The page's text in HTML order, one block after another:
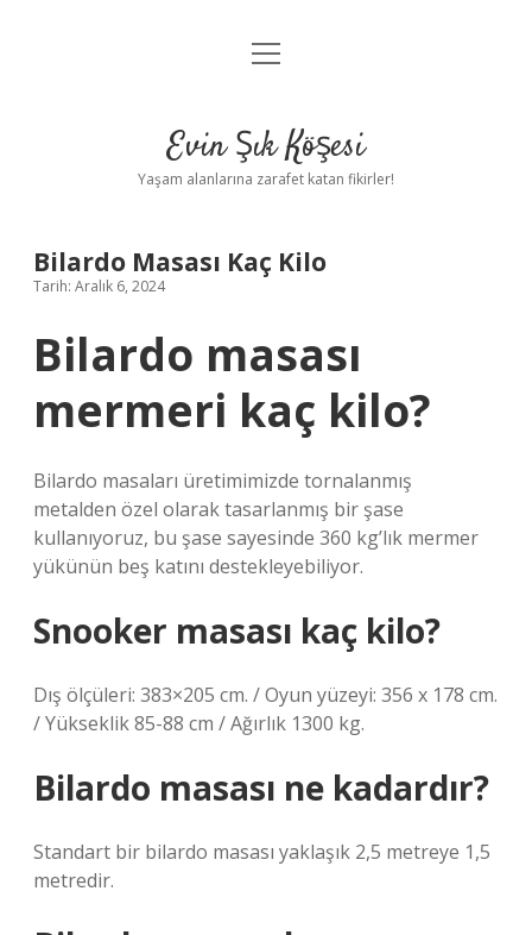
Anasayfa
Yasal Uyarı
menüyü
Evin Şık Köşesi
Yaşam alanlarına zarafet katan fikirler!
Bilardo Masası Kaç Kilo
Tarih: Aralık 6, 2024
Bilardo masası
mermeri kaç kilo?
Bilardo masaları üretimimizde tornalanmış
metalden özel olarak tasarlanmış bir şase
kullanıyoruz, bu şase sayesinde 360 ​​kg’lık mermer
yükünün beş katını destekleyebiliyor.
Snooker masası kaç kilo?
Dış ölçüleri: 383×205 cm. / Oyun yüzeyi: 356 x 178 cm.
/ Yükseklik 85-88 cm / Ağırlık 1300 kg.
Bilardo masası ne kadardır?
Standart bir bilardo masası yaklaşık 2,5 metreye 1,5
metredir.